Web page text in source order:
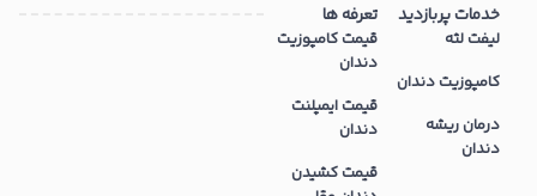
خدمات پربازدید
لیفت لثه
کامپوزیت دندان
درمان ریشه
دندان
تعرفه ها
قیمت کامپوزیت
دندان
قیمت ایمپلنت
دندان
قیمت کشیدن